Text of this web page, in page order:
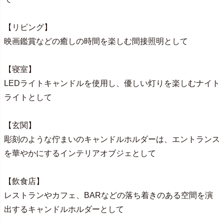
【リビング】
映画鑑賞などの癒しの時間を楽しむ間接照明として
【寝室】
LEDライトキャンドルを使用し、優しい灯りを楽しむナイト
ライトとして
【玄関】
彫刻のような佇まいのキャンドルホルダーは、エントランス
を華やかにするインテリアオブジェとして
【飲食店】
レストランやカフェ、BARなどの落ち着きのある空間を演
出するキャンドルホルダーとして